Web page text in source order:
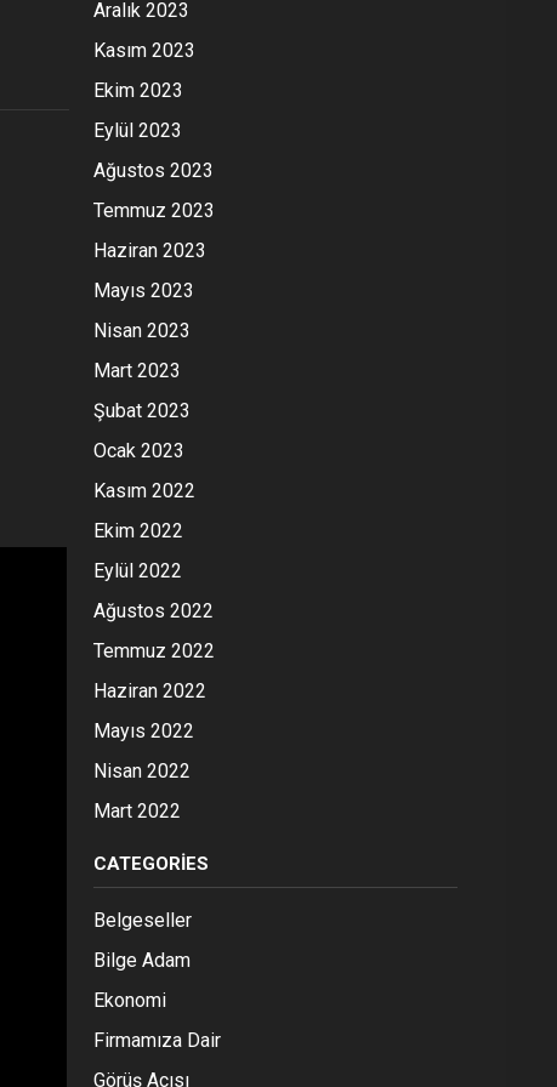
Aralık 2023
Kasım 2023
Ekim 2023
Eylül 2023
Ağustos 2023
Temmuz 2023
Haziran 2023
Mayıs 2023
Nisan 2023
Mart 2023
Şubat 2023
Ocak 2023
Kasım 2022
Ekim 2022
Eylül 2022
Ağustos 2022
Temmuz 2022
Haziran 2022
Mayıs 2022
Nisan 2022
Mart 2022
CATEGORIES
Belgeseller
Bilge Adam
Ekonomi
Firmamıza Dair
Görüş Açısı